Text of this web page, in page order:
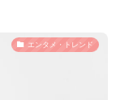
エンタメ・トレンド